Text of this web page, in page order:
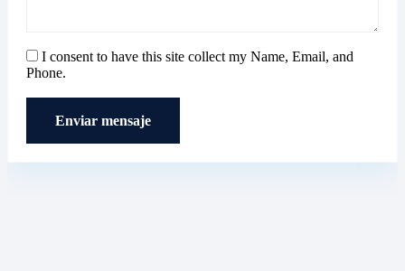
I consent to have this site collect my Name, Email, and
Phone.
Enviar mensaje